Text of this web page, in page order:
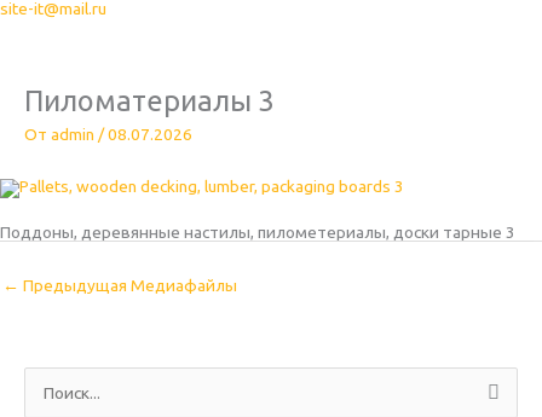
site-it@mail.ru
Пиломатериалы 3
От admin /08.07.2026
Поддоны, деревянные настилы, пилометериалы, доски тарные 3
← Предыдущая Медиафайлы